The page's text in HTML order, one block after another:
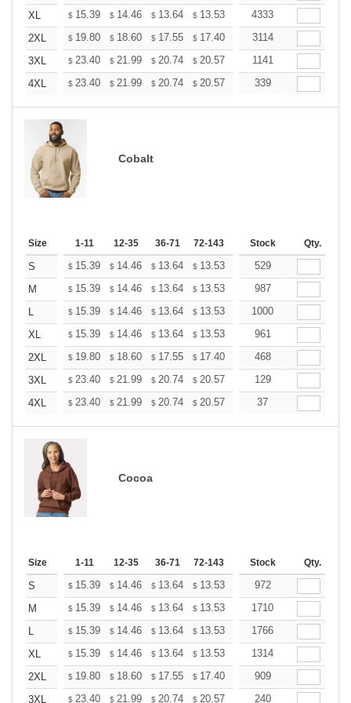
XL
$ 15.39 $ 14.46 $ 13.64 $ 13.53 13.29
4333
2XL
$ 19.80 $ 18.60 $ 17.55 $ 17.40 17.10
3114
3XL
$ 23.40 $ 21.99 $ 20.74 $ 20.57 20.21
1141
4XL
$ 23.40 $ 21.99 $ 20.74 $ 20.57 20.21
339
Cobalt
Size 1-11 12-35 36-71 72-143 144-287 288 + More
Stock Qty.
S $ 15.39 $ 14.46 $ 13.64 $ 13.53 13.29
529
M
$ 15.39 $ 14.46 $ 13.64 $ 13.53 13.29
987
L
$ 15.39 $ 14.46 $ 13.64 $ 13.53 13.29
1000
XL
$ 15.39 $ 14.46 $ 13.64 $ 13.53 13.29
961
2XL
$ 19.80 $ 18.60 $ 17.55 $ 17.40 17.10
468
3XL
$ 23.40 $ 21.99 $ 20.74 $ 20.57 20.21
129
4XL
$ 23.40 $ 21.99 $ 20.74 $ 20.57 20.21
37
Cocoa
Size 1-11 12-35 36-71 72-143 144-287 288 + More
Stock Qty.
S $ 15.39 $ 14.46 $ 13.64 $ 13.53 13.29
972
M
$ 15.39 $ 14.46 $ 13.64 $ 13.53 13.29
1710
L
$ 15.39 $ 14.46 $ 13.64 $ 13.53 13.29
1766
XL
$ 15.39 $ 14.46 $ 13.64 $ 13.53 13.29
1314
2XL
$ 19.80 $ 18.60 $ 17.55 $ 17.40 17.10
909
3XL
$ 23.40 $ 21.99 $ 20.74 $ 20.57 20.21
240